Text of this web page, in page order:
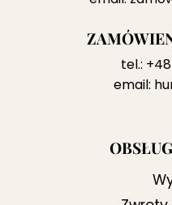
tel.: +48
email: